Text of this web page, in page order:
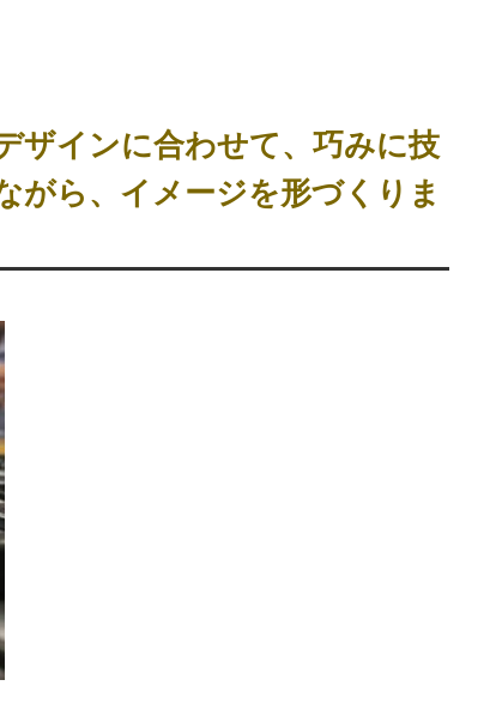
ザインに合わせて、巧みに技
がら、イメージを形づくりま